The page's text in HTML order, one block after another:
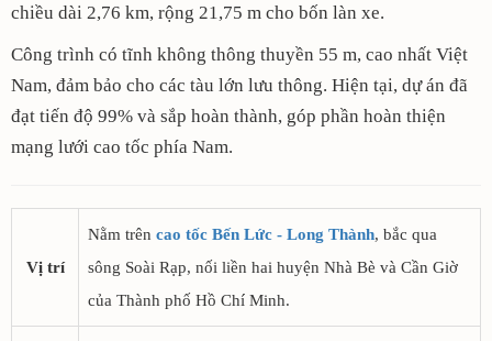
chiều dài 2,76 km, rộng 21,75 m cho bốn làn xe.
Công trình có tĩnh không thông thuyền 55 m, cao nhất Việt
Nam, đảm bảo cho các tàu lớn lưu thông. Hiện tại, dự án đã
đạt tiến độ 99% và sắp hoàn thành, góp phần hoàn thiện
mạng lưới cao tốc phía Nam.
Vị trí
Nằm trên cao tốc Bến Lức - Long Thành, bắc qua
sông Soài Rạp, nối liền hai huyện Nhà Bè và Cần Giờ
của Thành phố Hồ Chí Minh.